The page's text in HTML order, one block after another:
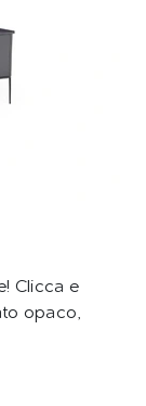
Clicca e
opaco,